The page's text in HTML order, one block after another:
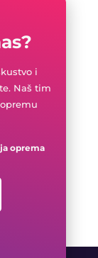
i
Naš tim
oprema